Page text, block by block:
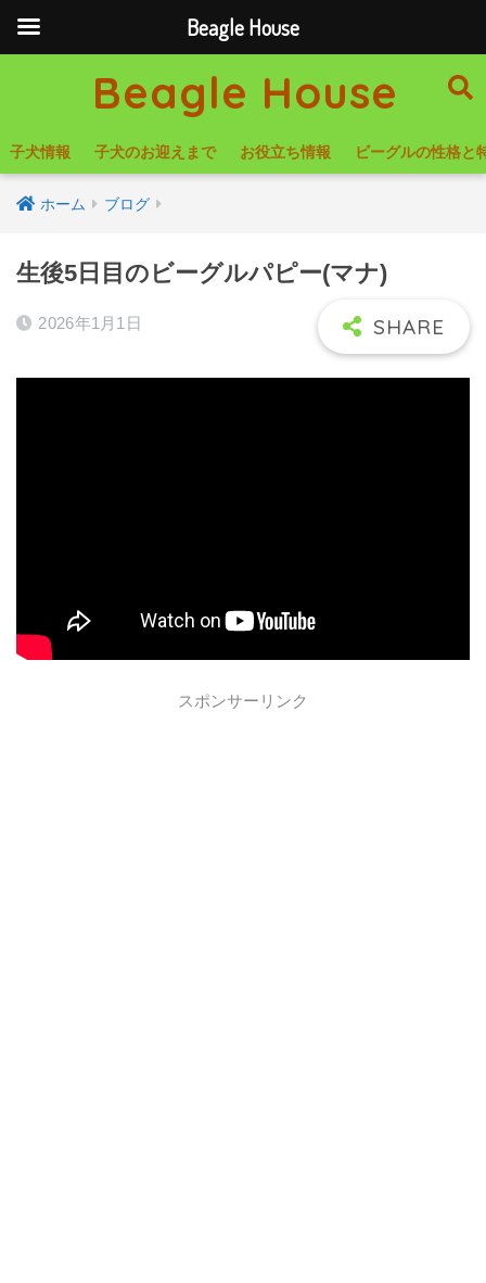
Beagle House
子犬情報 子犬のお迎えまで お役立ち情報 ビーグルの性格と
ホーム ブログ
生後5日目のビーグルパピー(マナ)
2026年1月1日
スポンサーリンク
Beagle House